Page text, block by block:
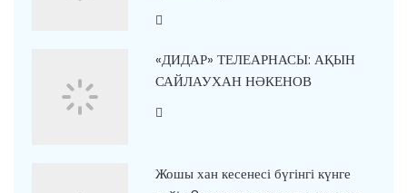
«ДИДАР» ТЕЛЕАРНАСЫ: АҚЫН
САЙЛАУХАН НӘКЕНОВ
Жошы хан кесенесі бүгінгі күнге